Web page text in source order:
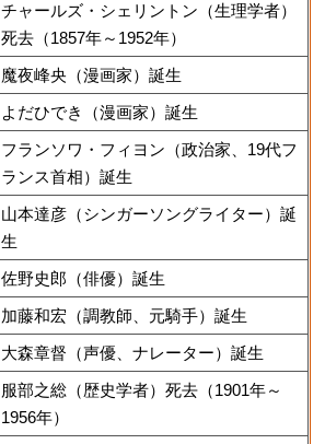
チャールズ・シェリントン（生理学者）
死去（1857年～1952年）
魔夜峰央（漫画家）誕生
よだひでき（漫画家）誕生
フランソワ・フィヨン（政治家、19代フ
ランス首相）誕生
山本達彦（シンガーソングライター）誕
生
佐野史郎（俳優）誕生
加藤和宏（調教師、元騎手）誕生
大森章督（声優、ナレーター）誕生
服部之総（歴史学者）死去（1901年～
1956年）